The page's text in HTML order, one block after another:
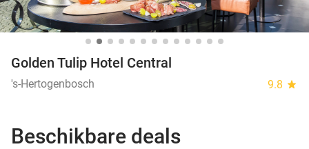
Golden Tulip Hotel Central
's-Hertogenbosch 9.8 star
Beschikbare deals